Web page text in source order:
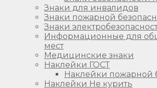
Знаки для инвалидов
Знаки пожарной
Знаки
Информационные для
мест
Медицинские знаки
Наклейки ГОСТ
Наклейки пожарной
Наклейки Не курить